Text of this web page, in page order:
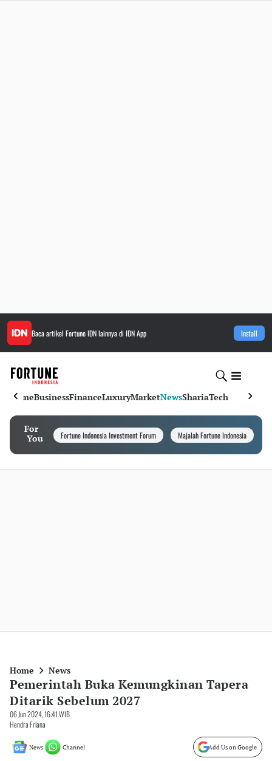
Baca artikel Fortune IDNlainnya di IDN App Install
HomeBusinessFinanceLuxuryMarketNewsShariaTech
For
You
Fortune Indonesia Investment Forum Majalah Fortune Indonesia
Home News
Pemerintah Buka Kemungkinan Tapera
Ditarik Sebelum 2027
06 Jun 2024, 16:41 WIB
Hendra Friana
News Channel Add Us on Google